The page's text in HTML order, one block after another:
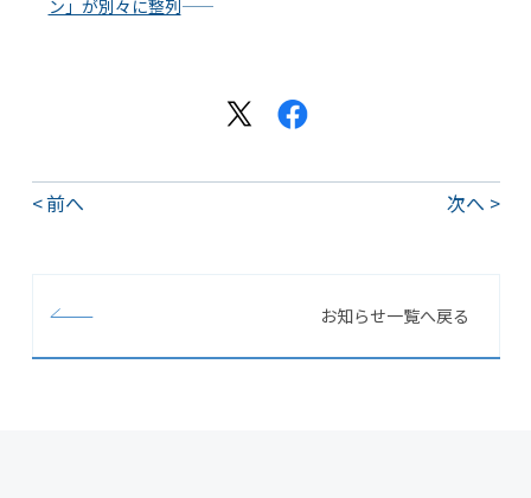
ン」が別々に整列――
前へ 次へ
お知らせ一覧へ戻る